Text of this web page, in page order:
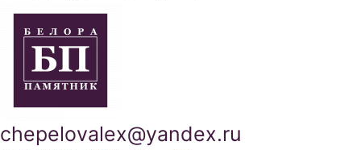
chepelovalex@yandex.ru